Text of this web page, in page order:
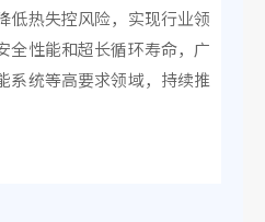
低热失控风险，实现行业领
全性能和超长循环寿命，广
系统等高要求领域，持续推